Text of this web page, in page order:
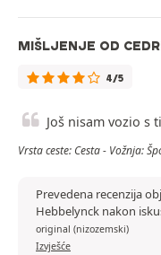
MIŠLJENJE OD
4/5
Još nisam vozio s
Vrsta ceste: Cesta - Vožnja:
Prevedena recenzija
Hebbelynck nakon
original (nizozemski)
Izvješće